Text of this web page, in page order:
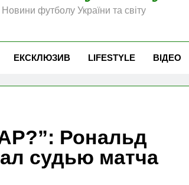
Новини футболу України та світу
ЕКСКЛЮЗИВ LIFESTYLE ВІДЕО
Рональд
судью матча